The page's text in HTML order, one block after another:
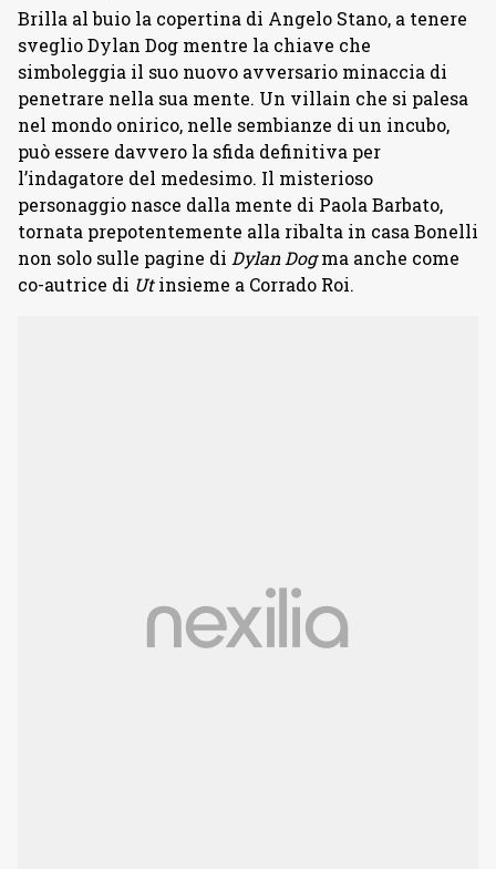
Brilla al buio la copertina di Angelo Stano, a tenere
sveglio Dylan Dog mentre la chiave che
simboleggia il suo nuovo avversario minaccia di
penetrare nella sua mente. Un villain che si palesa
nel mondo onirico, nelle sembianze di un incubo,
può essere davvero la sfida definitiva per
l’indagatore del medesimo. Il misterioso
personaggio nasce dalla mente di Paola Barbato,
tornata prepotentemente alla ribalta in casa Bonelli
non solo sulle pagine di Dylan Dogma anche come
co-autrice di Utinsieme a Corrado Roi.